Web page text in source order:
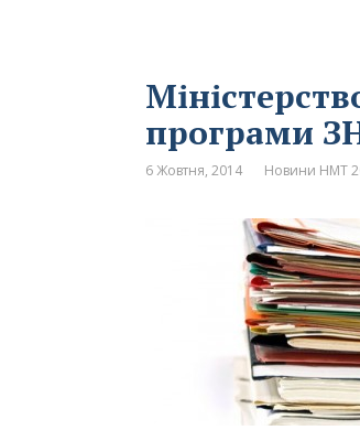
програми
6 Жовтня, 2014 Новини НМТ